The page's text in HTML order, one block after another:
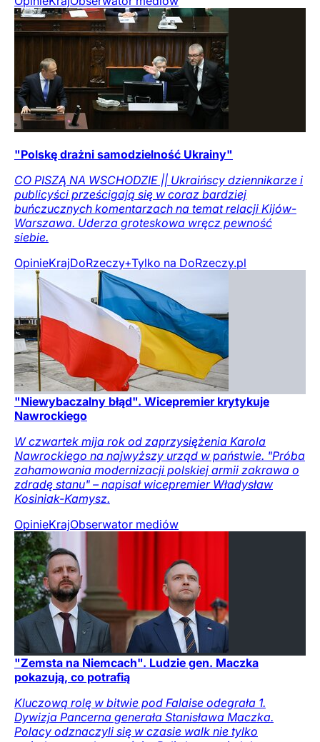
"Polskę drażni samodzielność Ukrainy"
CO PISZĄ NA WSCHODZIE || Ukraińscy dziennikarze i
publicyści prześcigają się w coraz bardziej
buńczucznych komentarzach na temat relacji Kijów-
Warszawa. Uderza groteskowa wręcz pewność
siebie.
OpinieKrajDoRzeczy+Tylko na DoRzeczy.pl
"Niewybaczalny błąd". Wicepremier krytykuje
Nawrockiego
W czwartek mija rok od zaprzysiężenia Karola
Nawrockiego na najwyższy urząd w państwie. "Próba
zahamowania modernizacji polskiej armii zakrawa o
zdradę stanu" – napisał wicepremier Władysław
Kosiniak-Kamysz.
OpinieKrajObserwator mediów
"Zemsta na Niemcach". Ludzie gen. Maczka
pokazują, co potrafią
Kluczową rolę w bitwie pod Falaise odegrała 1.
Dywizja Pancerna generała Stanisława Maczka.
Polacy odznaczyli się w czasie walk nie tylko